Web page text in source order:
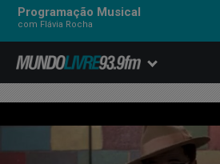
Programação Musical
com Flávia Rocha